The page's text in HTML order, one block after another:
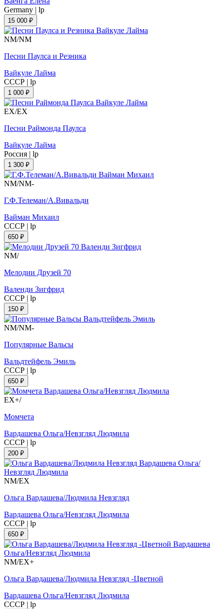
Germany | lp
15 000 ₽
NM/NM
Песни Паулса и Резника
Вайкуле Лайма
СССР | lp
1 000 ₽
EX/EX
Песни Раймонда Паулса
Вайкуле Лайма
Россия | lp
1 300 ₽
NM/NM-
Г.Ф.Телеман/А.Вивальди
Вайман Михаил
СССР | lp
650 ₽
NM/
Мелодии Друзей 70
Валенди Зигфрид
СССР | lp
150 ₽
NM/NM-
Популярные Вальсы
Вальдтейфель Эмиль
СССР | lp
650 ₽
EX+/
Момчета
Вардашева Ольга/Невзгляд Людмила
СССР | lp
200 ₽
NM/EX
Ольга Вардашева/Людмила Невзгляд
Вардашева Ольга/Невзгляд Людмила
СССР | lp
650 ₽
NM/EX+
Ольга Вардашева/Людмила Невзгляд -Цветной
Вардашева Ольга/Невзгляд Людмила
СССР | lp